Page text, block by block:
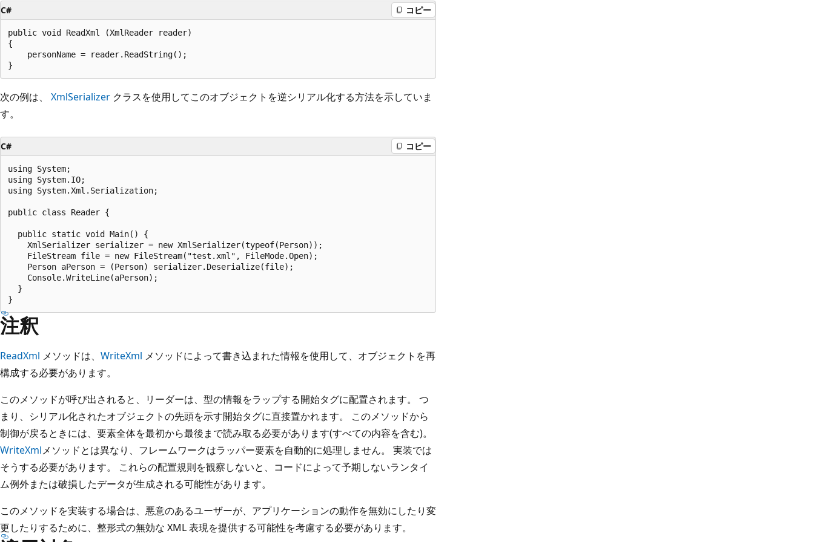
C# コピー
public void ReadXml (XmlReader reader)
{
    personName = reader.ReadString();
次の例は、 XmlSerializer クラスを使用してこのオブジェクトを逆シリアル化する方法を示していま
す。
C# コピー
using System;
using System.IO;
using System.Xml.Serialization;
public class Reader {
  public static void Main() {
    XmlSerializer serializer = new XmlSerializer(typeof(Person));
    FileStream file = new FileStream("test.xml", FileMode.Open);
    Person aPerson = (Person) serializer.Deserialize(file);
    Console.WriteLine(aPerson);
  }
注釈
ReadXml メソッドは、 WriteXml メソッドによって書き込まれた情報を使用して、オブジェクトを再
構成する必要があります。
このメソッドが呼び出されると、リーダーは、型の情報をラップする開始タグに配置されます。 つ
まり、シリアル化されたオブジェクトの先頭を示す開始タグに直接置かれます。 このメソッドから
制御が戻るときには、要素全体を最初から最後まで読み取る必要があります(すべての内容を含む)。
WriteXmlメソッドとは異なり、フレームワークはラッパー要素を自動的に処理しません。 実装では
そうする必要があります。 これらの配置規則を観察しないと、コードによって予期しないランタイ
ム例外または破損したデータが生成される可能性があります。
このメソッドを実装する場合は、悪意のあるユーザーが、アプリケーションの動作を無効にしたり変
更したりするために、整形式の無効な XML 表現を提供する可能性を考慮する必要があります。